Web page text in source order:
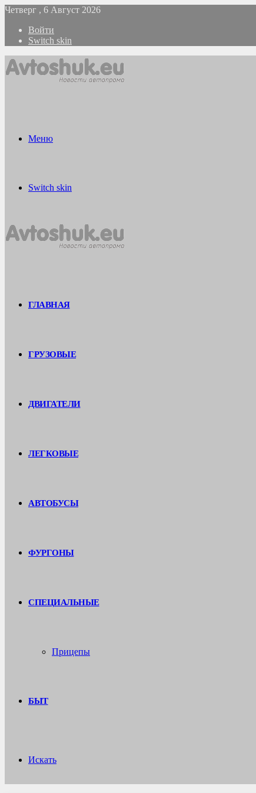
Четверг , 6 Август 2026
Войти
Switch skin
Меню
Switch skin
ГЛАВНАЯ
ГРУЗОВЫЕ
ДВИГАТЕЛИ
ЛЕГКОВЫЕ
АВТОБУСЫ
ФУРГОНЫ
СПЕЦИАЛЬНЫЕ
Прицепы
БЫТ
Искать